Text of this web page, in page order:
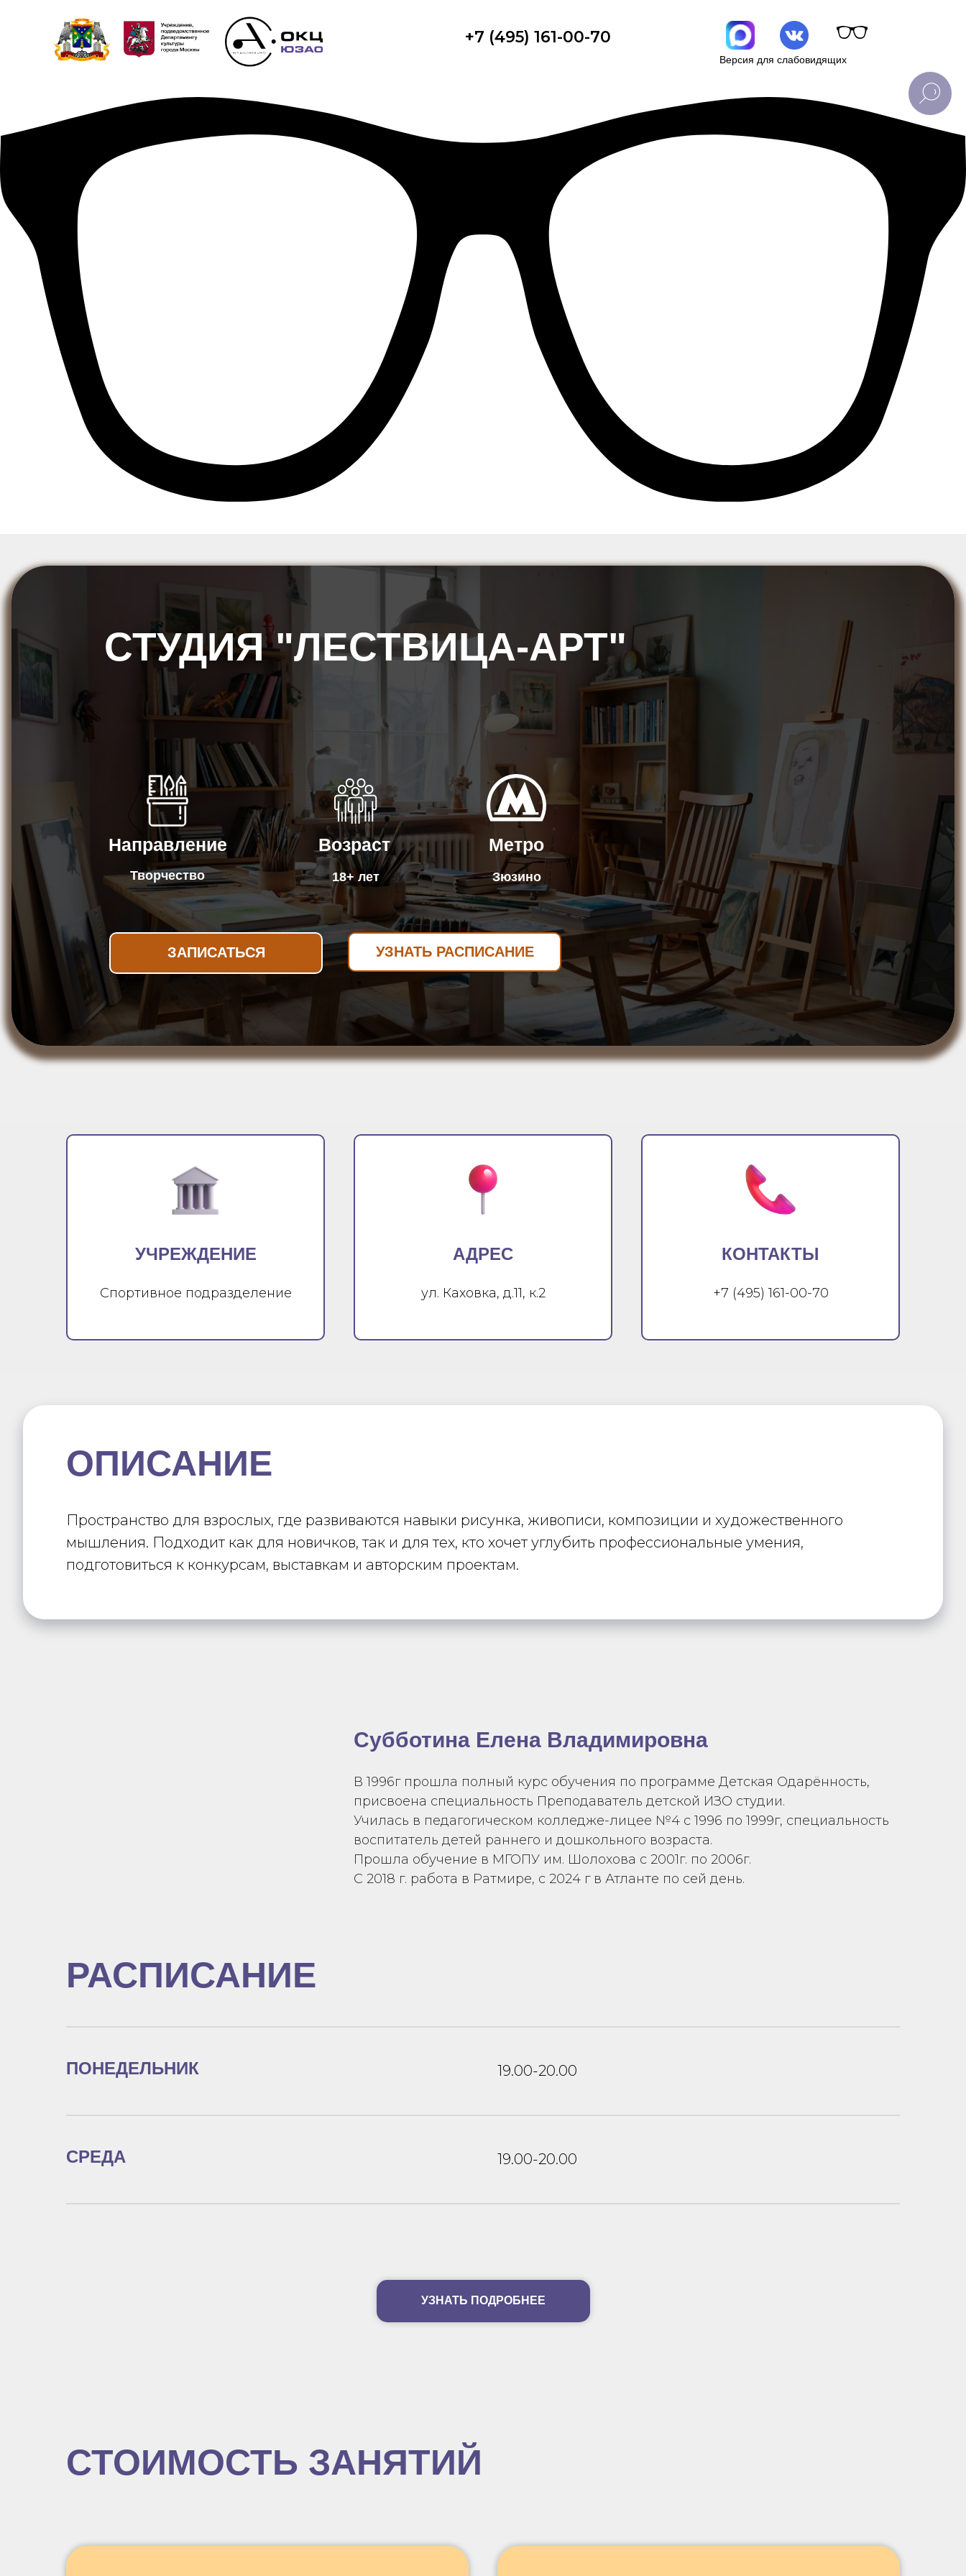
Версия для слабовидящих
+7 (495) 161-00-70
СТУДИЯ "ЛЕСТВИЦА-АРТ"
Направление
Творчество
Возраст
18+ лет
Метро
Зюзино
ЗАПИСАТЬСЯ УЗНАТЬ РАСПИСАНИЕ
УЧРЕЖДЕНИЕ
Спортивное подразделение
АДРЕС
ул. Каховка, д.11, к.2
КОНТАКТЫ
+7 (495) 161-00-70
ОПИСАНИЕ
Пространство для взрослых, где развиваются навыки рисунка, живописи, композиции и художественного
мышления. Подходит как для новичков, так и для тех, кто хочет углубить профессиональные умения,
подготовиться к конкурсам, выставкам и авторским проектам.
Субботина Елена Владимировна
В 1996г прошла полный курс обучения по программе Детская Одарённость,
присвоена специальность Преподаватель детской ИЗО студии.
Училась в педагогическом колледже-лицее №4 с 1996 по 1999г, специальность
воспитатель детей раннего и дошкольного возраста.
Прошла обучение в МГОПУ им. Шолохова с 2001г. по 2006г.
С 2018 г. работа в Ратмире, с 2024 г в Атланте по сей день.
РАСПИСАНИЕ
ПОНЕДЕЛЬНИК 19.00-20.00
СРЕДА 19.00-20.00
УЗНАТЬ ПОДРОБНЕЕ
СТОИМОСТЬ ЗАНЯТИЙ